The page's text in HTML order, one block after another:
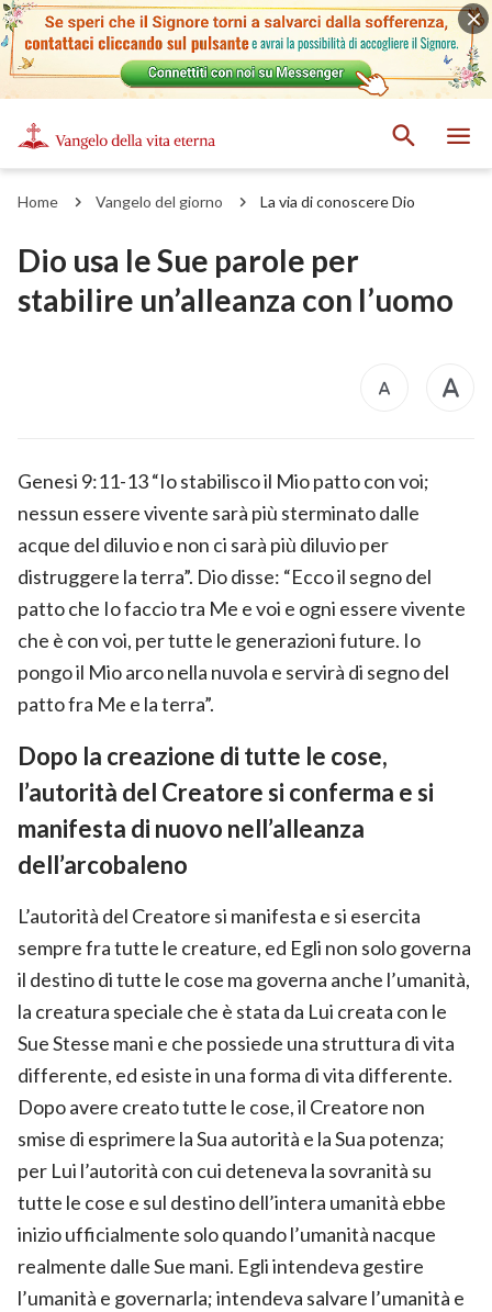
Home Vangelo del giorno La via di conoscere Dio
Dio usa le Sue parole per
stabilire un’alleanza con l’uomo
Genesi 9:11-13 “Io stabilisco il Mio patto con voi;
nessun essere vivente sarà più sterminato dalle
acque del diluvio e non ci sarà più diluvio per
distruggere la terra”. Dio disse: “Ecco il segno del
patto che Io faccio tra Me e voi e ogni essere vivente
che è con voi, per tutte le generazioni future. Io
pongo il Mio arco nella nuvola e servirà di segno del
patto fra Me e la terra”.
Dopo la creazione di tutte le cose,
l’autorità del Creatore si conferma e si
manifesta di nuovo nell’alleanza
dell’arcobaleno
L’autorità del Creatore si manifesta e si esercita
sempre fra tutte le creature, ed Egli non solo governa
il destino di tutte le cose ma governa anche l’umanità,
la creatura speciale che è stata da Lui creata con le
Sue Stesse mani e che possiede una struttura di vita
differente, ed esiste in una forma di vita differente.
Dopo avere creato tutte le cose, il Creatore non
smise di esprimere la Sua autorità e la Sua potenza;
per Lui l’autorità con cui deteneva la sovranità su
tutte le cose e sul destino dell’intera umanità ebbe
inizio ufficialmente solo quando l’umanità nacque
realmente dalle Sue mani. Egli intendeva gestire
l’umanità e governarla; intendeva salvare l’umanità e